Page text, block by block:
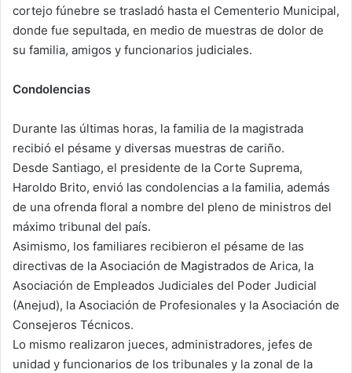
cortejo fúnebre se trasladó hasta el Cementerio Municipal,
donde fue sepultada, en medio de muestras de dolor de
su familia, amigos y funcionarios judiciales.
Condolencias
Durante las últimas horas, la familia de la magistrada
recibió el pésame y diversas muestras de cariño.
Desde Santiago, el presidente de la Corte Suprema,
Haroldo Brito, envió las condolencias a la familia, además
de una ofrenda floral a nombre del pleno de ministros del
máximo tribunal del país.
Asimismo, los familiares recibieron el pésame de las
directivas de la Asociación de Magistrados de Arica, la
Asociación de Empleados Judiciales del Poder Judicial
(Anejud), la Asociación de Profesionales y la Asociación de
Consejeros Técnicos.
Lo mismo realizaron jueces, administradores, jefes de
unidad y funcionarios de los tribunales y la zonal de la